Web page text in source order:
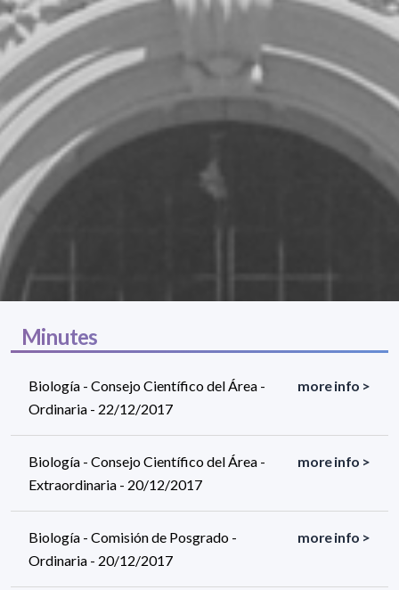
Minutes
Biología - Consejo Científico del Área -
Ordinaria - 22/12/2017
more info >
Biología - Consejo Científico del Área -
Extraordinaria - 20/12/2017
more info >
Biología - Comisión de Posgrado -
Ordinaria - 20/12/2017
more info >